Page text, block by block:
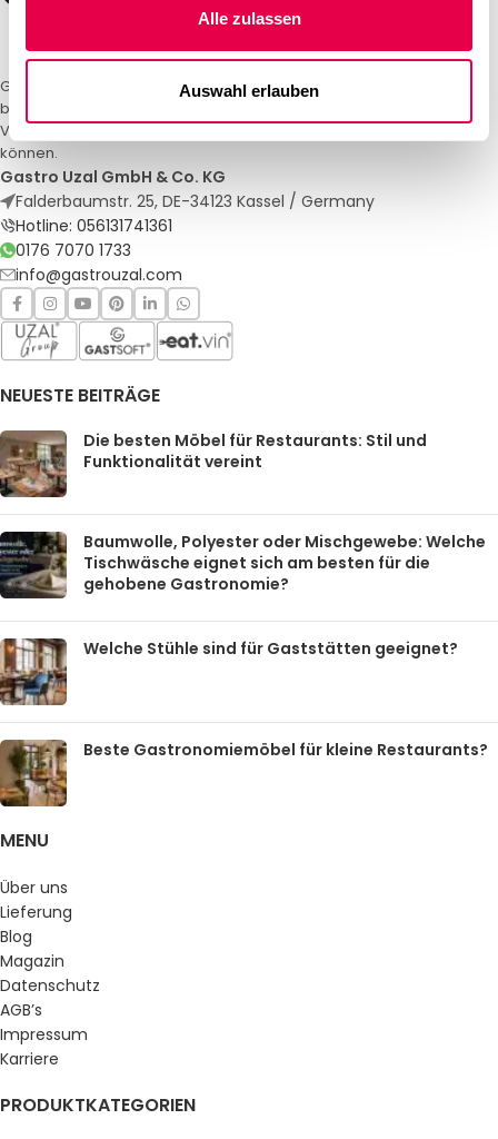
Alle zulassen
Auswahl erlauben
Gastro Uzal – Ihr Spezialist für Gastronomiemöbel und -textilien. Wir
bieten maßgeschneiderte Lösungen für Restaurants, Hotels und
Veranstaltungen. Qualität und Service, auf die Sie sich verlassen
können.
Gastro Uzal GmbH & Co. KG
Falderbaumstr. 25, DE-34123 Kassel / Germany
Hotline: 056131741361
0176 7070 1733
info@gastrouzal.com
NEUESTE BEITRÄGE
Die besten Möbel für Restaurants: Stil und
Funktionalität vereint
Baumwolle, Polyester oder Mischgewebe: Welche
Tischwäsche eignet sich am besten für die
gehobene Gastronomie?
Welche Stühle sind für Gaststätten geeignet?
Beste Gastronomiemöbel für kleine Restaurants?
MENU
Über uns
Lieferung
Blog
Magazin
Datenschutz
AGB’s
Impressum
Karriere
PRODUKTKATEGORIEN